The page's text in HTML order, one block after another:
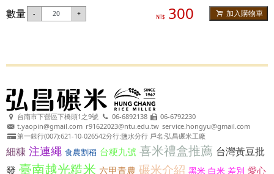
數量 - + NT$ 300 加入購物車
台南市下營區下橋頭1之9號 06-6892138
06-6792230
t.yaopin@gmail.com r91622023@ntu.edu.tw service.hongyu@gmail.com
第一銀行(007):621-10-026542分行:鹽水分行 戶名:弘昌碾米工廠
細糠 注連繩 食農割稻 台粳九號 喜米禮盒推薦 台灣黃豆批
發 臺南越光糙米 六甲青農 碾米介紹 黑米 白米 差別 愛心